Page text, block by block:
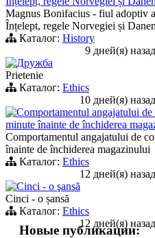
Magnus Bonifacius - fiul adoptiv
Înțelept, regele Norvegiei și
Каталог: History
9 дней(я) назад
Дружба
Prietenie
Каталог: Ethics
10 дней(я) назад
Comportamentul angajatului
minute înainte de închiderea
Comportamentul angajatului de
înainte de închiderea magazinului
Каталог: Ethics
12 дней(я) назад
Cinci - o şansă
Cinci - o șansă
Каталог: Ethics
12 дней(я) назад
Новые публикации: